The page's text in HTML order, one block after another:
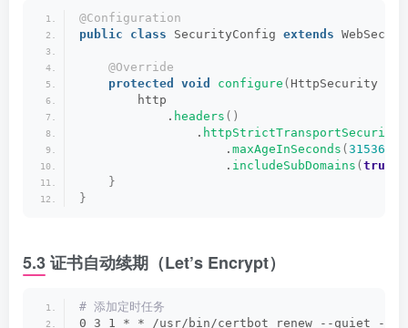
@Configuration
public
class SecurityConfig extends
@Override
protected
void configure ( HttpSecurity
        http
            .
headers ()
                .
httpStrictTransportSecurity
                    .
maxAgeInSeconds ( 31536000
                    .
includeSubDomains ( true
}
}
5.3 证书自动续期（Let’s Encrypt）
# 添加定时任务
0 3 1 * * /usr/bin/certbot renew --quiet --